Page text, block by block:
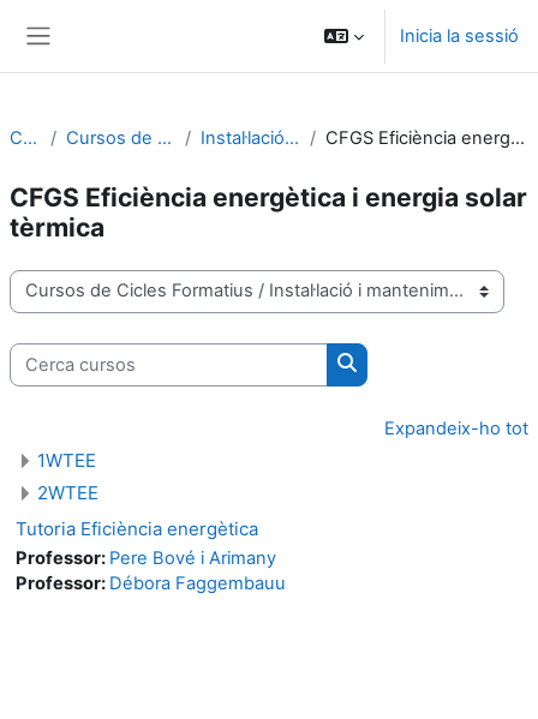
Inicia la sessió
Cursos Cursos de Cicles Formatius Instal·lació i manteniment CFGS Eficiència energètica i energia solar tèrmica
CFGS Eficiència energètica i energia solar
tèrmica
Categories de cursos
Cerca cursos
Cerca cursos
Expandeix-ho tot
1WTEE
2WTEE
Tutoria Eficiència energètica
Professor: Pere Bové i Arimany
Professor: Débora Faggembauu